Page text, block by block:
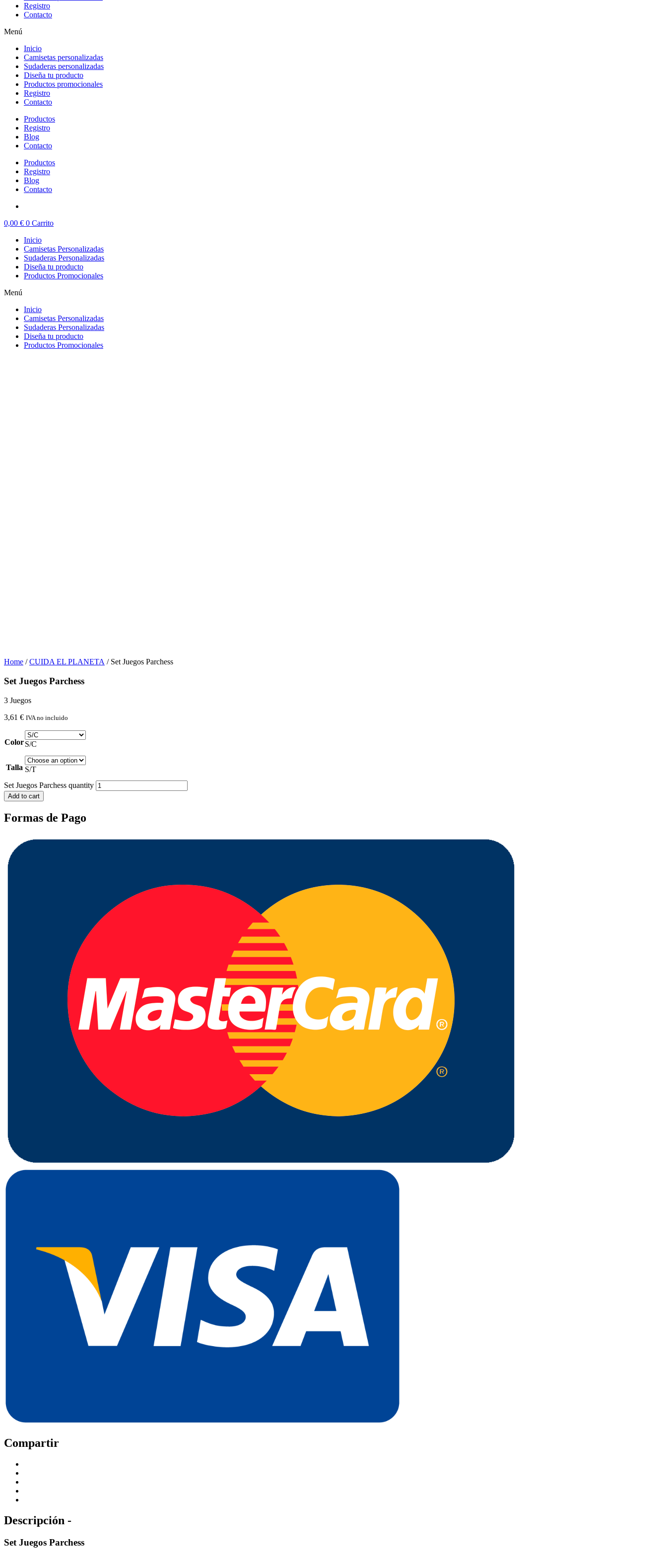
Registro
Contacto
Menú
Inicio
Camisetas personalizadas
Sudaderas personalizadas
Diseña tu producto
Productos promocionales
Registro
Contacto
Productos
Registro
Blog
Contacto
Productos
Registro
Blog
Contacto
0,00 € 0 Carrito
Inicio
Camisetas Personalizadas
Sudaderas Personalizadas
Diseña tu producto
Productos Promocionales
Menú
Inicio
Camisetas Personalizadas
Sudaderas Personalizadas
Diseña tu producto
Productos Promocionales
Home /CUIDA EL PLANETA / Set Juegos Parchess
Set Juegos Parchess
3 Juegos
3,61 € IVA no incluido
ColorS/C
Talla S/T
Set Juegos Parchess quantity
Add to cart
Formas de Pago
Compartir
Descripción -
Set Juegos Parchess